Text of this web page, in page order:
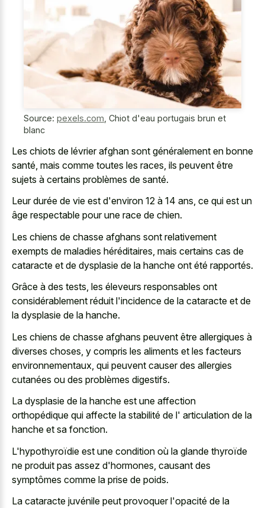
Source: pexels.com Chiot d'eau portugais brun et
blanc
Les chiots de lévrier afghan sont généralement en bonne
santé, mais comme toutes les races, ils peuvent être
sujets à certains problèmes de santé.
Leur durée de vie est d'environ 12 à 14 ans, ce qui est un
âge respectable pour une race de chien.
Les chiens de chasse afghans sont relativement
exempts de maladies héréditaires, mais certains cas de
cataracte et de dysplasie de la hanche ont été rapportés.
Grâce à des tests, les éleveurs responsables ont
considérablement réduit l'incidence de la cataracte et de
la dysplasie de la hanche.
Les chiens de chasse afghans peuvent être allergiques à
diverses choses, y compris les aliments et les facteurs
environnementaux, qui peuvent causer des allergies
cutanées ou des problèmes digestifs.
La dysplasie de la hanche est une affection
orthopédique qui affecte la stabilité de l' articulation de la
hanche et sa fonction.
L'hypothyroïdie est une condition où la glande thyroïde
ne produit pas assez d'hormones, causant des
symptômes comme la prise de poids.
La cataracte juvénile peut provoquer l'opacité de la